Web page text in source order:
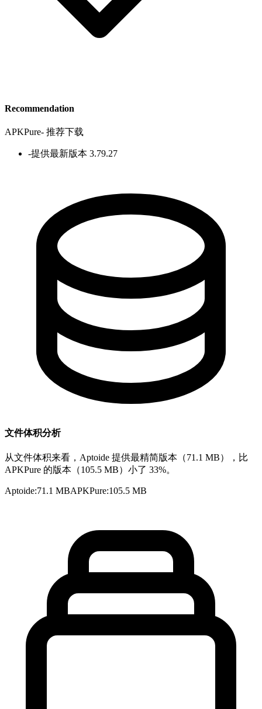
Recommendation
APKPure- 推荐下载
-提供最新版本 3.79.27
文件体积分析
从文件体积来看，Aptoide 提供最精简版本（71.1 MB），比
APKPure 的版本（105.5 MB）小了 33%。
Aptoide:71.1 MBAPKPure:105.5 MB